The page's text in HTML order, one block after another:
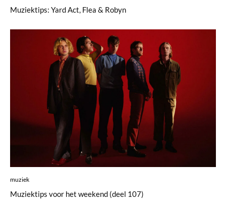
Muziektips: Yard Act, Flea & Robyn
muziek
Muziektips voor het weekend (deel 107)